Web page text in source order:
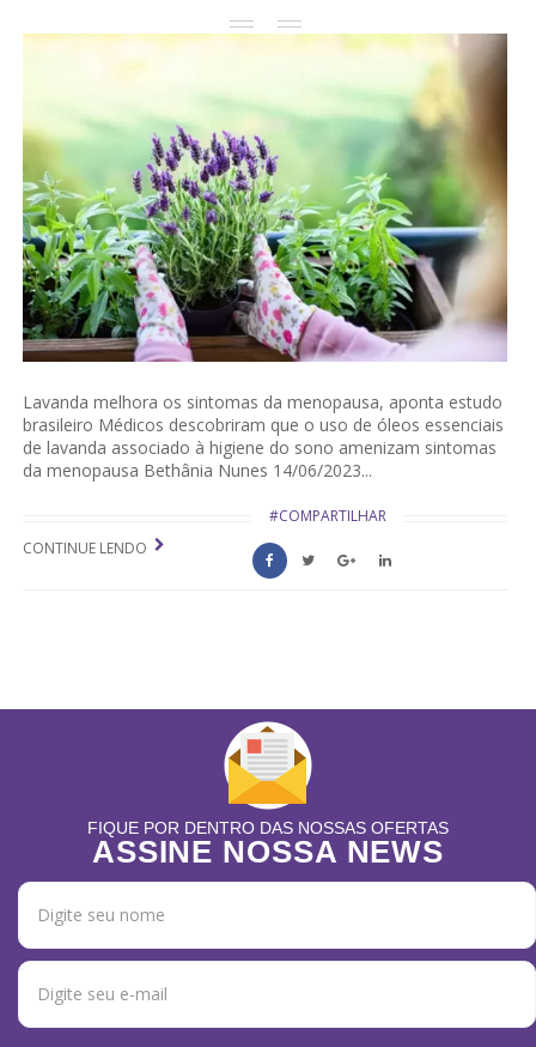
Lavanda melhora os sintomas da menopausa, aponta estudo
brasileiro Médicos descobriram que o uso de óleos essenciais
de lavanda associado à higiene do sono amenizam sintomas
da menopausa Bethânia Nunes 14/06/2023...
CONTINUE LENDO
#COMPARTILHAR
FIQUE POR DENTRO DAS NOSSAS OFERTAS
ASSINE NOSSA NEWS